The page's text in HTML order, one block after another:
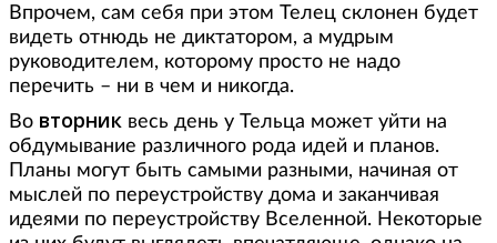
Впрочем, сам себя при этом Телец склонен будет
видеть отнюдь не диктатором, а мудрым
руководителем, которому просто не надо
перечить – ни в чем и никогда.
Во вторник весь день у Тельца может уйти на
обдумывание различного рода идей и планов.
Планы могут быть самыми разными, начиная от
мыслей по переустройству дома и заканчивая
идеями по переустройству Вселенной. Некоторые